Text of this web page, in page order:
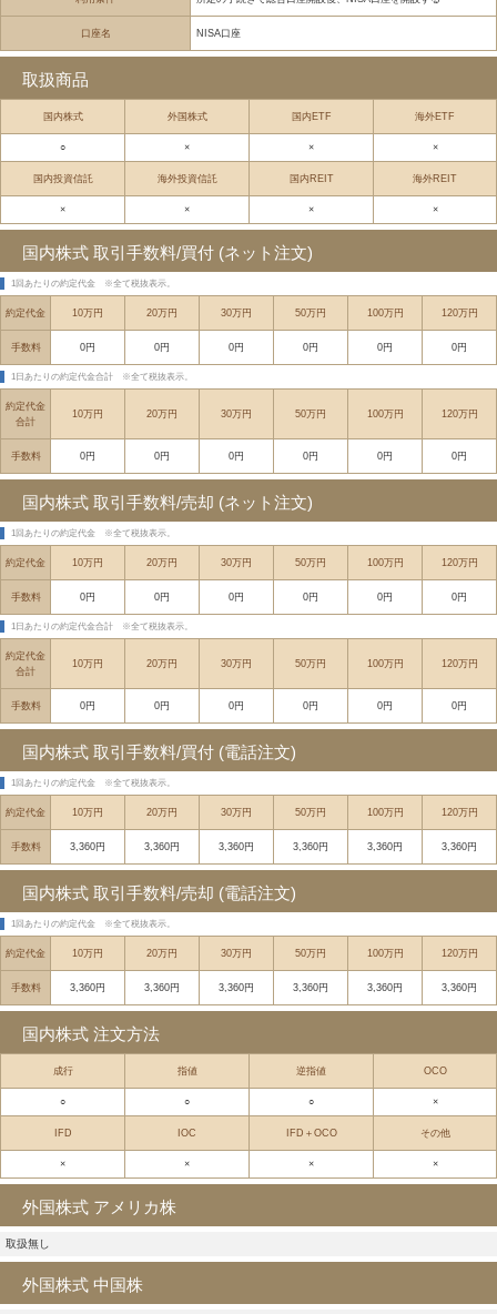
口座名 NISA口座
取扱商品
国内株式 外国株式 国内ETF 海外ETF
○ × × ×
国内投資信託 海外投資信託 国内REIT 海外REIT
× × × ×
国内株式 取引手数料/買付 (ネット注文)
1回あたりの約定代金 ※全て税抜表示。
約定代金 10万円 20万円 30万円 50万円 100万円 120万円
手数料 0円 0円 0円 0円 0円 0円
1日あたりの約定代金合計 ※全て税抜表示。
約定代金
合計
10万円 20万円 30万円 50万円 100万円 120万円
手数料 0円 0円 0円 0円 0円 0円
国内株式 取引手数料/売却 (ネット注文)
1回あたりの約定代金 ※全て税抜表示。
約定代金 10万円 20万円 30万円 50万円 100万円 120万円
手数料 0円 0円 0円 0円 0円 0円
1日あたりの約定代金合計 ※全て税抜表示。
約定代金
合計
10万円 20万円 30万円 50万円 100万円 120万円
手数料 0円 0円 0円 0円 0円 0円
国内株式 取引手数料/買付 (電話注文)
1回あたりの約定代金 ※全て税抜表示。
約定代金 10万円 20万円 30万円 50万円 100万円 120万円
手数料 3,360円 3,360円 3,360円 3,360円 3,360円 3,360円
国内株式 取引手数料/売却 (電話注文)
1回あたりの約定代金 ※全て税抜表示。
約定代金 10万円 20万円 30万円 50万円 100万円 120万円
手数料 3,360円 3,360円 3,360円 3,360円 3,360円 3,360円
国内株式 注文方法
成行 指値 逆指値 OCO
○ ○ ○ ×
IFD IOC IFD＋OCO その他
× × × ×
外国株式 アメリカ株
取扱無し
外国株式 中国株